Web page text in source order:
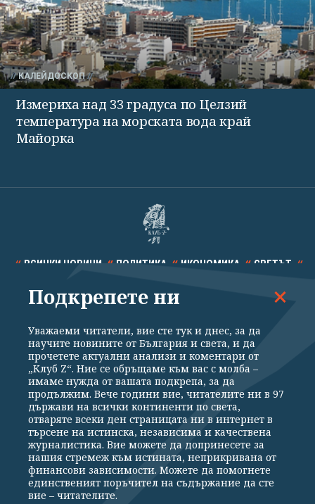
КАЛЕЙДОСКОП
Измериха над 33 градуса по Целзий
температура на морската вода край
Майорка
ВСИЧКИ НОВИНИ ПОЛИТИКА ИКОНОМИКА СВЕТЪТ
СПОРТ КУЛТУРА ТЕХНОЛОГИИ КАЛЕЙДОСКОП
Общи условия
Политика за поверителност
Реклама
Партньори Контакти
За Клуб Z
Екип
Подкрепете ни
Издател на www.clubz.bg е „Клуб Зебра Медия“ ЕООД, София, ул. "Алеко
Константинов" 3. Всички права запазени 2026 „Клуб Зебра Медия“
Подкрепете ни
Уважаеми читатели, вие сте тук и днес, за да
научите новините от България и света, и да
прочетете актуални анализи и коментари от
„Клуб Z“. Ние се обръщаме към вас с молба –
имаме нужда от вашата подкрепа, за да
продължим. Вече години вие, читателите ни в 97
държави на всички континенти по света,
отваряте всеки ден страницата ни в интернет в
търсене на истинска, независима и качествена
журналистика. Вие можете да допринесете за
нашия стремеж към истината, неприкривана от
финансови зависимости. Можете да помогнете
единственият поръчител на съдържание да сте
вие – читателите.